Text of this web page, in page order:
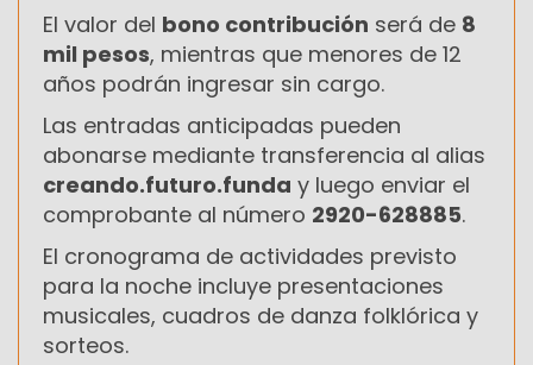
El valor del bono contribución será de 8
mil pesos, mientras que menores de 12
años podrán ingresar sin cargo.
Las entradas anticipadas pueden
abonarse mediante transferencia al alias
creando.futuro.funda y luego enviar el
comprobante al número 2920-628885.
El cronograma de actividades previsto
para la noche incluye presentaciones
musicales, cuadros de danza folklórica y
sorteos.